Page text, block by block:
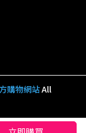
入購物車
購物網站All